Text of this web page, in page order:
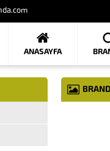
ANASAYFA